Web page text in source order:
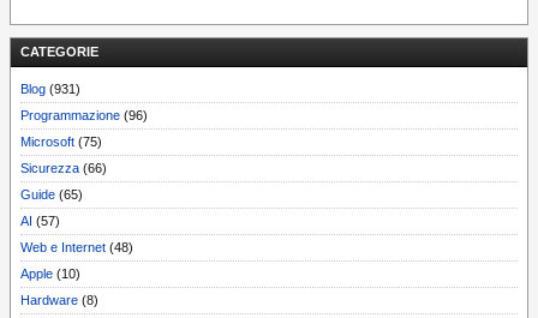
CATEGORIE
Blog (931)
Programmazione (96)
Microsoft (75)
Sicurezza (66)
Guide (65)
AI (57)
Web e Internet (48)
Apple (10)
Hardware (8)